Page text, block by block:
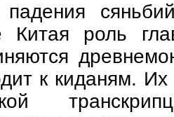
падения
Китая роль
к киданям.